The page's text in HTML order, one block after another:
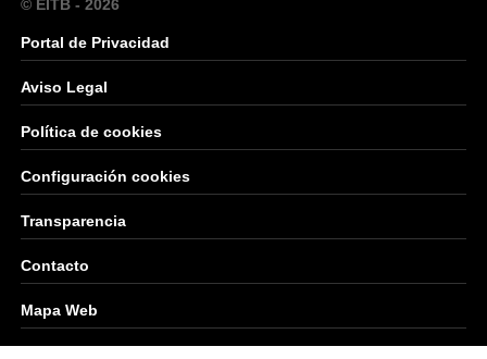
© EITB - 2026
Portal de Privacidad
Aviso Legal
Política de cookies
Configuración cookies
Transparencia
Contacto
Mapa Web